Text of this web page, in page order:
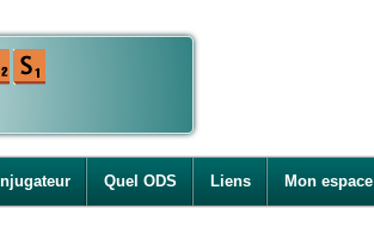
Quel ODS Liens Mon espace